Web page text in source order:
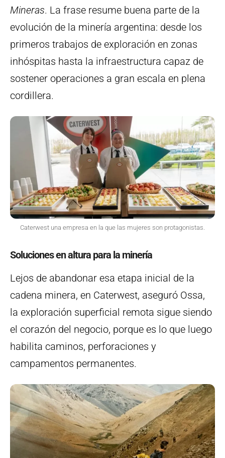
Mineras. La frase resume buena parte de la
evolución de la minería argentina: desde los
primeros trabajos de exploración en zonas
inhóspitas hasta la infraestructura capaz de
sostener operaciones a gran escala en plena
cordillera.
Caterwest una empresa en la que las mujeres son protagonistas.
Soluciones en altura para la minería
Lejos de abandonar esa etapa inicial de la
cadena minera, en Caterwest, aseguró Ossa,
la exploración superficial remota sigue siendo
el corazón del negocio, porque es lo que luego
habilita caminos, perforaciones y
campamentos permanentes.